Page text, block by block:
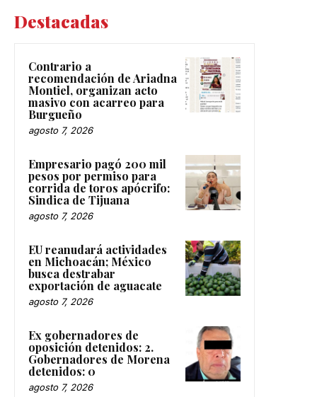
Destacadas
Contrario a
recomendación de Ariadna
Montiel, organizan acto
masivo con acarreo para
Burgueño
agosto 7, 2026
Empresario pagó 200 mil
pesos por permiso para
corrida de toros apócrifo:
Sindica de Tijuana
agosto 7, 2026
EU reanudará actividades
en Michoacán; México
busca destrabar
exportación de aguacate
agosto 7, 2026
Ex gobernadores de
oposición detenidos: 2.
Gobernadores de Morena
detenidos: 0
agosto 7, 2026